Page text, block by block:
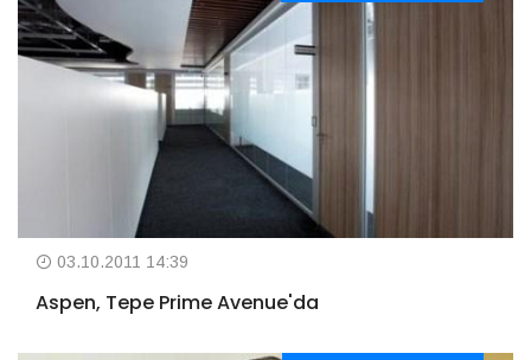
03.10.2011 14:39
Aspen, Tepe Prime Avenue'da